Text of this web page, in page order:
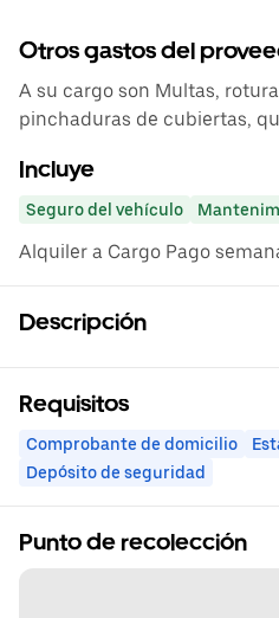
Otros gastos del
A su cargo son Multas,
pinchaduras de cubiertas,
Incluye
Seguro del vehículo
Alquiler a Cargo Pago
Descripción
Requisitos
Comprobante de domicilio
Depósito de seguridad
Punto de recolección